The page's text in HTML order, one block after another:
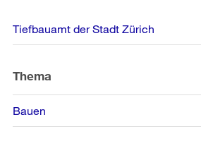
Weitere
Informationen
Tiefbauamt der Stadt Zürich
Thema
Bauen